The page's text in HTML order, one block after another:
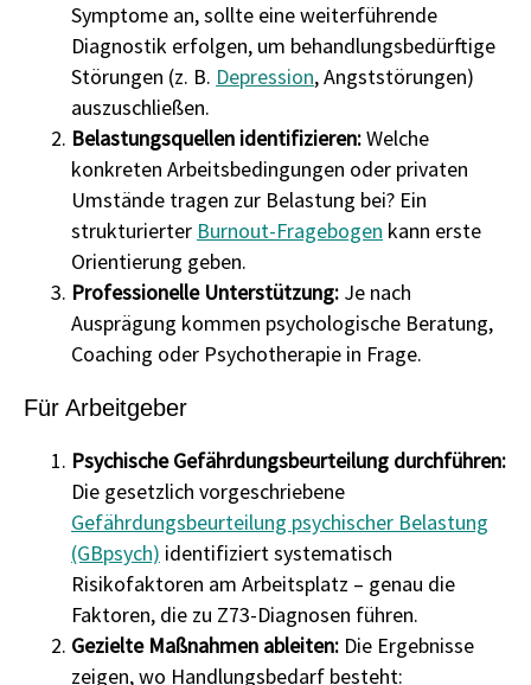
Symptome an, sollte eine weiterführende
Diagnostik erfolgen, um behandlungsbedürftige
Störungen (z. B. Depression, Angststörungen)
auszuschließen.
Belastungsquellen identifizieren:Welche
konkreten Arbeitsbedingungen oder privaten
Umstände tragen zur Belastung bei? Ein
strukturierter Burnout-Fragebogen kann erste
Orientierung geben.
Professionelle Unterstützung: Je nach
Ausprägung kommen psychologische Beratung,
Coaching oder Psychotherapie in Frage.
Für Arbeitgeber
Psychische Gefährdungsbeurteilung durchführen:
Die gesetzlich vorgeschriebene
Gefährdungsbeurteilung psychischer Belastung
(GBpsych) identifiziert systematisch
Risikofaktoren am Arbeitsplatz – genau die
Faktoren, die zu Z73-Diagnosen führen.
Gezielte Maßnahmen ableiten: Die Ergebnisse
zeigen, wo Handlungsbedarf besteht: